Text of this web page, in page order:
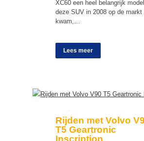
XC60 een heel belangrijk
deze SUV in 2008 op de markt
kwam,…
Lees meer
Rijden met Volvo
T5 Geartronic
Inscription